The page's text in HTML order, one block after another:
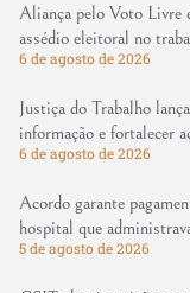
Aliança pelo Voto Livre
assédio eleitoral no
6 de agosto de 2026
Justiça do Trabalho
informação e fortalecer
6 de agosto de 2026
Acordo garante
hospital que
5 de agosto de 2026